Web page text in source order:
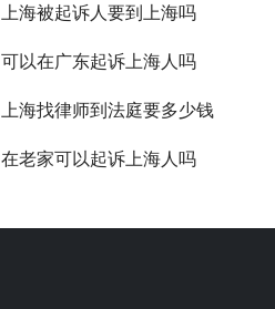
上海被起诉人要到上海吗
可以在广东起诉上海人吗
上海找律师到法庭要多少钱
在老家可以起诉上海人吗